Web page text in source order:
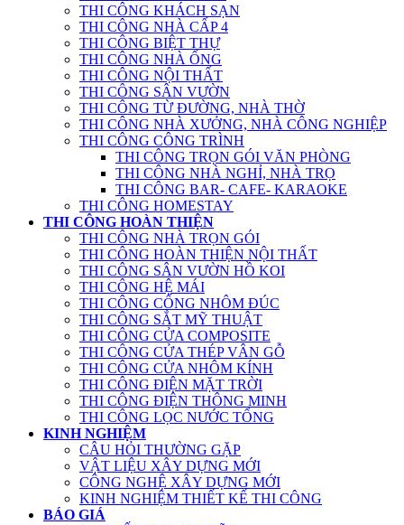
THI CÔNG KHÁCH SẠN
THI CÔNG NHÀ CẤP 4
THI CÔNG BIỆT THỰ
THI CÔNG NHÀ ỐNG
THI CÔNG NỘI THẤT
THI CÔNG SÂN VƯỜN
THI CÔNG TỪ ĐƯỜNG, NHÀ THỜ
THI CÔNG NHÀ XƯỞNG, NHÀ CÔNG NGHIỆP
THI CÔNG CÔNG TRÌNH
THI CÔNG TRỌN GÓI VĂN PHÒNG
THI CÔNG NHÀ NGHỈ, NHÀ TRỌ
THI CÔNG BAR- CAFE- KARAOKE
THI CÔNG HOMESTAY
THI CÔNG HOÀN THIỆN
THI CÔNG NHÀ TRỌN GÓI
THI CÔNG HOÀN THIỆN NỘI THẤT
THI CÔNG SÂN VƯỜN HỒ KOI
THI CÔNG HỆ MÁI
THI CÔNG CỔNG NHÔM ĐÚC
THI CÔNG SẮT MỸ THUẬT
THI CÔNG CỬA COMPOSITE
THI CÔNG CỬA THÉP VÂN GỖ
THI CÔNG CỬA NHÔM KÍNH
THI CÔNG ĐIỆN MẶT TRỜI
THI CÔNG ĐIỆN THÔNG MINH
THI CÔNG LỌC NƯỚC TỔNG
KINH NGHIỆM
CÂU HỎI THƯỜNG GẶP
VẬT LIỆU XÂY DỰNG MỚI
CÔNG NGHỆ XÂY DỰNG MỚI
KINH NGHIỆM THIẾT KẾ THI CÔNG
BÁO GIÁ